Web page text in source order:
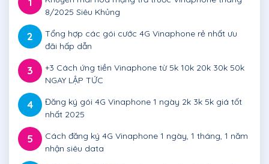
8/2025 Siêu Khủng
2
Tổng hợp các gói cước 4G Vinaphone rẻ nhất ưu
đãi hấp dẫn
3
+3 Cách ứng tiền Vinaphone từ 5k 10k 20k 30k 50k
NGAY LẬP TỨC
4
Đăng ký gói 4G Vinaphone 1 ngày 2k 3k 5k giá tốt
nhất 2025
5
Cách đăng ký 4G Vinaphone 1 ngày, 1 tháng, 1 năm
nhận siêu data